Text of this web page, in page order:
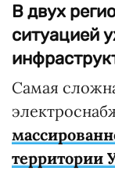
В двух
ситуацией
Самая
территории